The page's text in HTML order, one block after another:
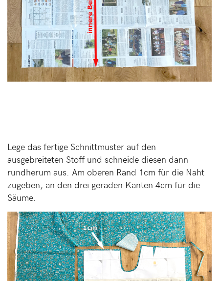
Lege das fertige Schnittmuster auf den
ausgebreiteten Stoff und schneide diesen dann
rundherum aus. Am oberen Rand 1cm für die Naht
zugeben, an den drei geraden Kanten 4cm für die
Säume.